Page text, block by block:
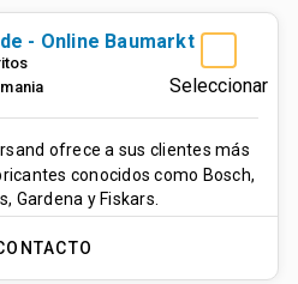
Seleccionar
- Online Baumarkt
ofrece a sus clientes más
conocidos como Bosch,
Gardena y Fiskars.